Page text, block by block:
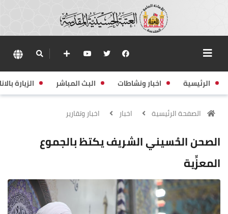
الرئيسية اخبار ونشاطات البث المباشر الزيارة
الصفحة الرئيسية اخبار اخبار وتقارير
الصحن الحُسيني الشريف يكتظ بالجموع
المعزِّية